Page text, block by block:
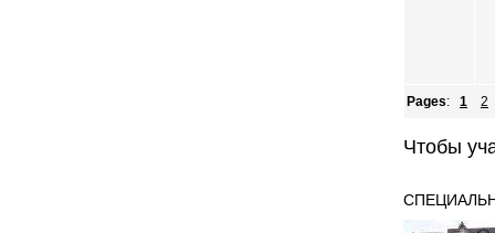
Pages: 1 2
Чтобы